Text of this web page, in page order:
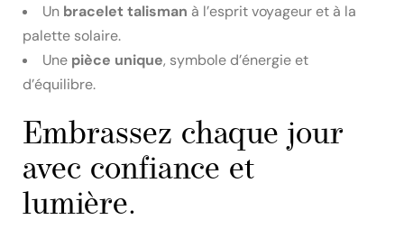
Un bracelet talisman à l’esprit voyageur et à la
palette solaire.
Une pièce unique, symbole d’énergie et
d’équilibre.
Embrassez chaque jour
avec confiance et
lumière.